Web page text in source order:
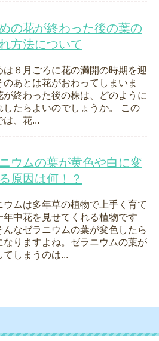
の花が終わった後の葉の
方法について
は６月ごろに花の満開の時期を迎
のあとは花がおわってしまいま
が終わった後の株は、どのように
したらよいのでしょうか。 この
は、花...
ウムの葉が黄色や白に変
原因は何！？
ウムは多年草の植物で上手く育て
年中花を見せてくれる植物です
んなゼラニウムの葉が変色したら
なりますよね。ゼラニウムの葉が
てしまうのは...